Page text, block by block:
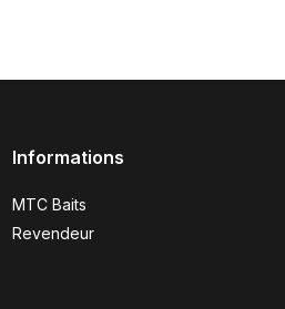
Informations
MTC Baits
Revendeur